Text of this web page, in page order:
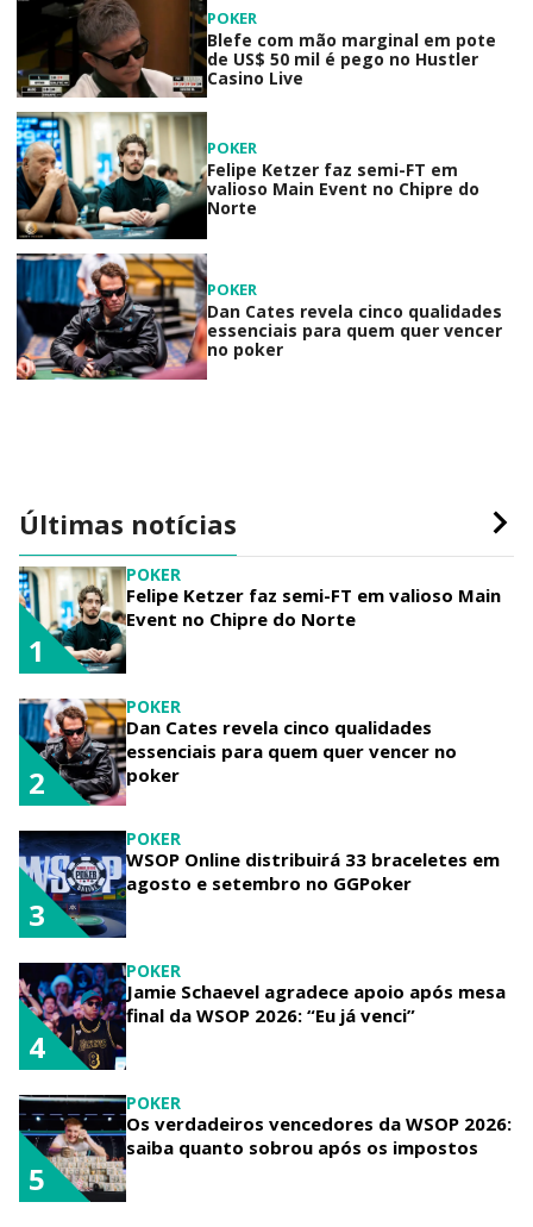
POKER
Blefe com mão marginal em pote
de US$ 50 mil é pego no Hustler
Casino Live
POKER
Felipe Ketzer faz semi-FT em
valioso Main Event no Chipre do
Norte
POKER
Dan Cates revela cinco qualidades
essenciais para quem quer vencer
no poker
Últimas notícias
POKER
Felipe Ketzer faz semi-FT em valioso Main
Event no Chipre do Norte
1
POKER
Dan Cates revela cinco qualidades
essenciais para quem quer vencer no
poker
2
POKER
WSOP Online distribuirá 33 braceletes em
agosto e setembro no GGPoker
3
POKER
Jamie Schaevel agradece apoio após mesa
final da WSOP 2026: “Eu já venci”
4
POKER
Os verdadeiros vencedores da WSOP 2026:
saiba quanto sobrou após os impostos
5